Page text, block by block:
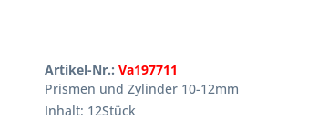
Artikel-Nr.: Va197711
Prismen und Zylinder 10-12mm
Inhalt: 12Stück